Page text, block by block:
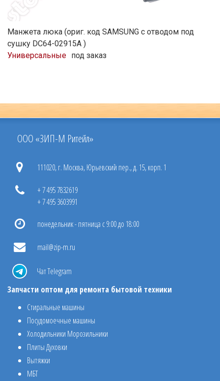
Манжета люка (ориг. код SAMSUNG с отводом под
сушку DC64-02915A )
Универсальные под заказ
ООО «ЗИП-М Ритейл»
111020, г. Москва, Юрьевский пер., д. 15, корп. 1
+ 7 495 7832619
+ 7 495 3603991
понедельник - пятница с 9:00 до 18:00
mail@zip-m.ru
Чат Telegram
Запчасти оптом для ремонта бытовой техники
Стиральные машины
Посудомоечные машины
Холодильники Морозильники
Плиты Духовки
Вытяжки
МБТ